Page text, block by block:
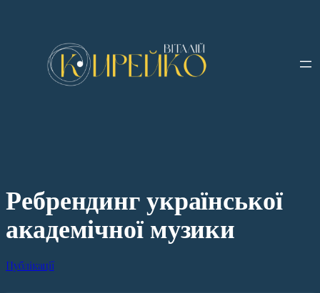
Ребрендинг української
академічної музики
Публікації